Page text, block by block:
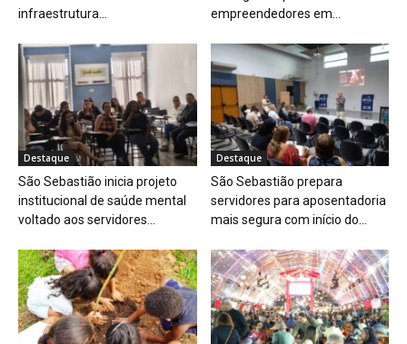
infraestrutura...
empreendedores em...
Destaque
São Sebastião inicia projeto
institucional de saúde mental
voltado aos servidores...
Destaque
São Sebastião prepara
servidores para aposentadoria
mais segura com início do...